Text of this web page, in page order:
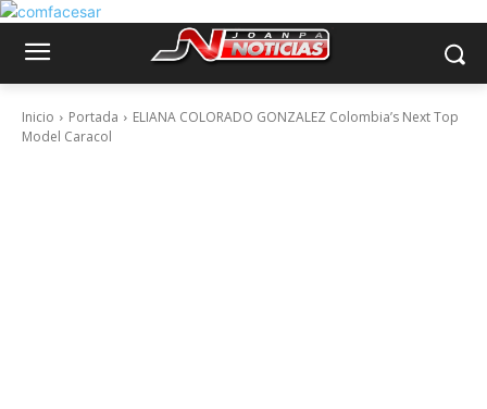
Inicio Portada
ELIANA COLORADO GONZALEZ Colombia’s Next Top
Model Caracol